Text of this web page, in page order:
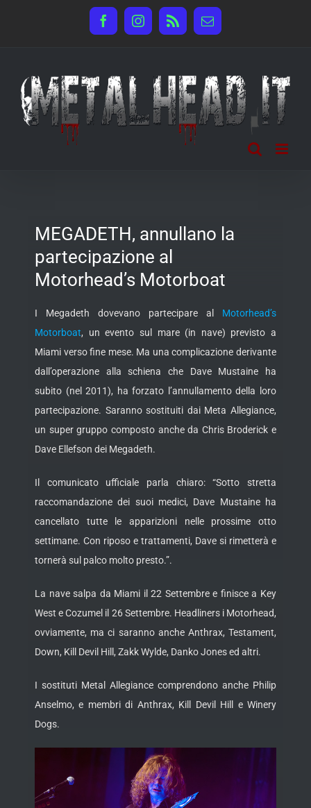
FacebookInstagram
Rss Email
MEGADETH, annullano la
partecipazione al
Motorhead’s Motorboat
I Megadeth dovevano partecipare al Motorhead’s
Motorboat, un evento sul mare (in nave) previsto a
Miami verso fine mese. Ma una complicazione derivante
dall’operazione alla schiena che Dave Mustaine ha
subito (nel 2011), ha forzato l’annullamento della loro
partecipazione. Saranno sostituiti dai Meta Allegiance,
un super gruppo composto anche da Chris Broderick e
Dave Ellefson dei Megadeth.
Il comunicato ufficiale parla chiaro: “Sotto stretta
raccomandazione dei suoi medici, Dave Mustaine ha
cancellato tutte le apparizioni nelle prossime otto
settimane. Con riposo e trattamenti, Dave si rimetterà e
tornerà sul palco molto presto.”.
La nave salpa da Miami il 22 Settembre e finisce a Key
West e Cozumel il 26 Settembre. Headliners i Motorhead,
ovviamente, ma ci saranno anche Anthrax, Testament,
Down, Kill Devil Hill, Zakk Wylde, Danko Jones ed altri.
I sostituti Metal Allegiance comprendono anche Philip
Anselmo, e membri di Anthrax, Kill Devil Hill e Winery
Dogs.